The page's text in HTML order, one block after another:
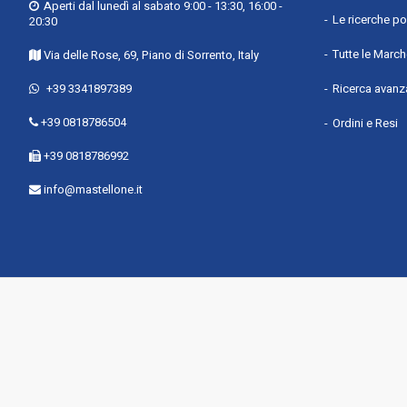
Fonte di alimentazione del fornello/zona cottura 4 : Gas
Posizione del fornello/zona cottura 5 : Centrale
Fonte di alimentazione del fornello/zona cottura 5 : Gas
Numero di forni : 1
Sorgente di alimentazione del forno : Elettrico
Aperti dal lunedì al sabato 9:00 - 13:30, 16:00 -
20:30
Via delle Rose, 69, Piano di Sorrento, Italy
+39 3341897389
+39 0818786504
+39 0818786992
info@mastellone.it
Le ricerche
Tutte le
Ricerca
Ordini e Resi